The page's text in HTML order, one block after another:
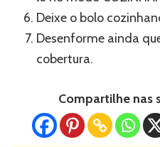
Deixe o bolo
Desenforme ainda
cobertura.
Compartilhe nas